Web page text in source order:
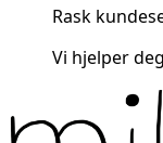
Rask
Vi hjelper